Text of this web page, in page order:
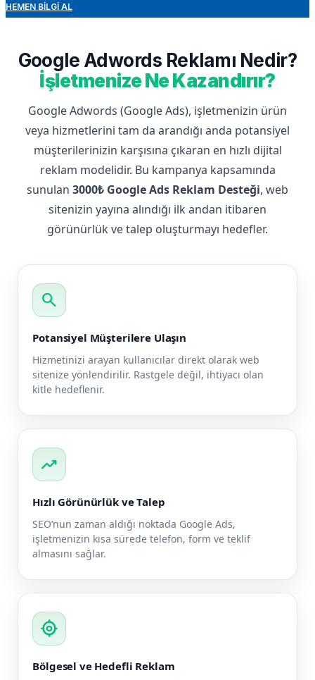
HEMEN BILGI AL
Google Adwords Reklamı Nedir?
İşletmenize Ne Kazandırır?
Google Adwords (Google Ads), işletmenizin ürün
veya hizmetlerini tam da arandığı anda potansiyel
müşterilerinizin karşısına çıkaran en hızlı dijital
reklam modelidir. Bu kampanya kapsamında
sunulan 3000₺ Google Ads Reklam Desteği, web
sitenizin yayına alındığı ilk andan itibaren
görünürlük ve talep oluşturmayı hedefler.
search
Potansiyel Müşterilere Ulaşın
Hizmetinizi arayan kullanıcılar direkt olarak web
sitenize yönlendirilir. Rastgele değil, ihtiyacı olan
kitle hedeflenir.
trending_up
Hızlı Görünürlük ve Talep
SEO’nun zaman aldığı noktada Google Ads,
işletmenizin kısa sürede telefon, form ve teklif
almasını sağlar.
my_location
Bölgesel ve Hedefli Reklam